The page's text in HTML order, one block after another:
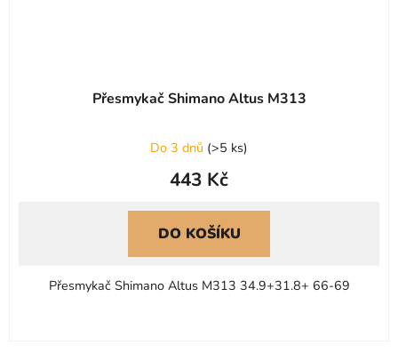
Přesmykač Shimano Altus M313
Do 3 dnů (>5 ks)
443 Kč
DO KOŠÍKU
Přesmykač Shimano Altus M313 34.9+31.8+ 66-69